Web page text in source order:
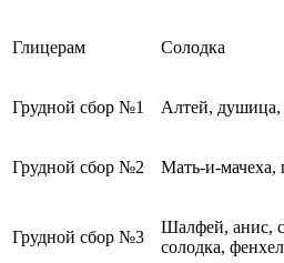
Глицерам Солодка
Грудной сбор №1 Алтей, душица,
Грудной сбор №2 Мать-и-мачеха,
Грудной сбор №3
Шалфей, анис,
солодка,